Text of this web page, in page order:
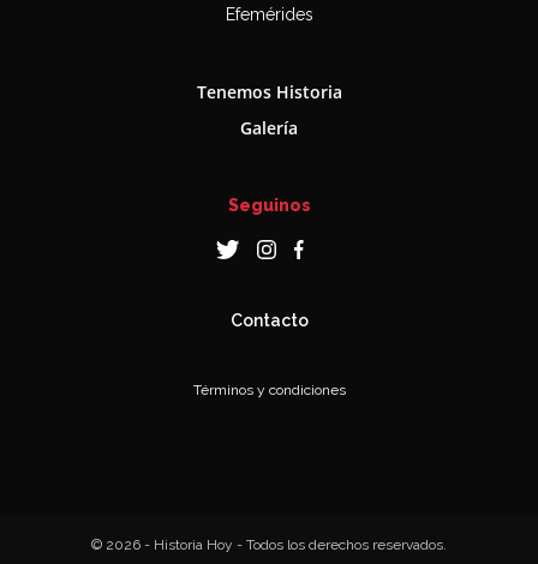
Efemérides
Tenemos Historia
Galería
Seguinos
Contacto
Términos y condiciones
© 2026 - Historia Hoy - Todos los derechos reservados.